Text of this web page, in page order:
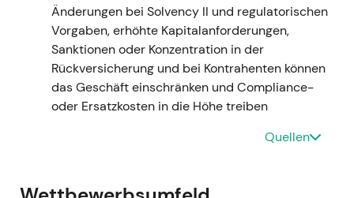
Ereignis:Rechnungslegung ab Januar 2023
nach IFRS 9 / IFRS 17; starke operative
Ergebnisse (vorläufiges Q1-Ergebnis ~1,3 Mrd.
€), solide Q3-Performance, die eine Anhebung
der Jahresprognose ermöglichte (von ~4,0 auf
4,5 Mrd. €); Jahresergebnis 2023: 4,597 Mrd.
€; der Vorstand schlug eine höhere Dividende
[26] [29],[23], [25]
Änderungen bei Solvency II und regulatorischen
Vorgaben, erhöhte Kapitalanforderungen,
Sanktionen oder Konzentration in der
Rückversicherung und bei Kontrahenten können
das Geschäft einschränken und Compliance-
oder Ersatzkosten in die Höhe treiben
Quellen